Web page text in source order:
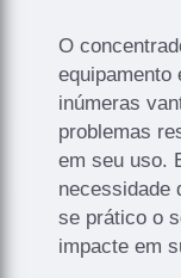
O
equipamento
inúmeras
problemas
em seu uso.
necessidade
se prático o
impacte em